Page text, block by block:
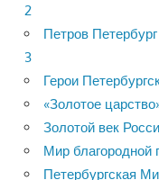
2
Петров
3
Герои
«Золотое
Золотой век
Мир благородной
Петербургская